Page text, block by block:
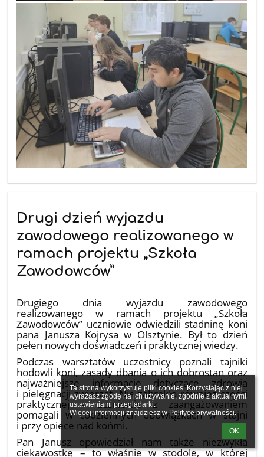
Ta strona wykorzystuje pliki cookies. Korzystając z niej
wyrażasz zgodę na ich używanie, zgodnie z aktualnymi
ustawieniami przeglądarki.
Więcej informacji znajdziesz w Polityce prywatności.
OK
Drugi dzień wyjazdu
zawodowego realizowanego w
ramach projektu „Szkoła
Zawodowców”
Drugiego dnia wyjazdu zawodowego
realizowanego w ramach projektu „Szkoła
Zawodowców” uczniowie odwiedzili stadninę koni
pana Janusza Kojrysa w Olsztynie. Był to dzień
pełen nowych doświadczeń i praktycznej wiedzy.
Podczas warsztatów uczestnicy poznali tajniki
hodowli koni, zasady dbania o ich dobrostan oraz
najważniejsze informacje dotyczące zdrowia
i pielęgnacji zwierząt. Nie zabrakło również części
praktycznej – uczniowie z zaangażowaniem
pomagali w codziennych obowiązkach w stajni
i przy opiece nad końmi.
Pan Janusz opowiedział nam także niezwykłą
ciekawostkę – to właśnie w stodole, w której